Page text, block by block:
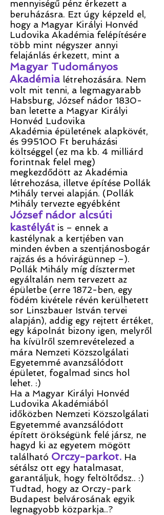
mennyiségű pénz érkezett a
beruházásra. Ezt úgy képzeld el,
hogy a Magyar Királyi Honvéd
Ludovika Akadémia felépítésére
több mint négyszer annyi
felajánlás érkezett, mint a
Magyar Tudományos
Akadémia létrehozására. Nem
volt mit tenni, a legmagyarabb
Habsburg, József nádor 1830-
ban letette a Magyar Királyi
Honvéd Ludovika
Akadémia épületének alapkövét,
és 995100 Ft beruházási
költséggel (ez ma kb. 4 milliárd
forintnak felel meg)
megkezdődött az Akadémia
létrehozása, illetve építése Pollák
Mihály tervei alapján. (Pollák
Mihály tervezte egyébként
József nádor alcsúti
kastélyát is – ennek a
kastélynak a kertjében van
minden évben a szentjánosbogár
rajzás és a hóvirágünnep –).
Pollák Mihály míg dísztermet
egyáltalán nem tervezett az
épületbe (erre 1872-ben, egy
födém kivétele révén kerülhetett
sor Linszbauer István tervei
alapján), addig egy rejtett értéket,
egy kápolnát bizony igen, melyről
ha kívülről szemrevételezed a
mára Nemzeti Közszolgálati
Egyetemmé avanzsálódott
épületet, fogalmad sincs hol
lehet. :)
Ha a Magyar Királyi Honvéd
Ludovika Akadémiából
időközben Nemzeti Közszolgálati
Egyetemmé avanzsálódott
épített örökségünk felé jársz, ne
hagyd ki az egyetem mögött
található Orczy-parkot. Ha
sétálsz ott egy hatalmasat,
garantáljuk, hogy feltöltődsz.. :)
Tudtad, hogy az Orczy-park
Budapest belvárosának egyik
legnagyobb közparkja..?